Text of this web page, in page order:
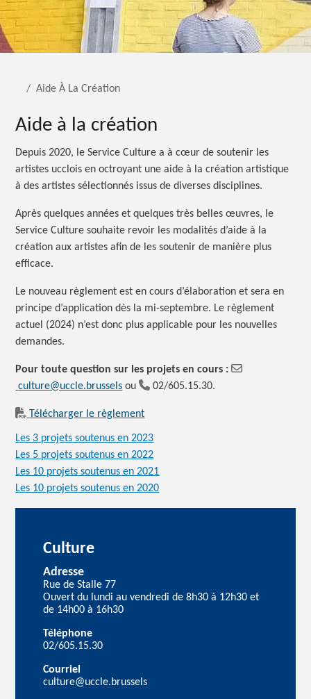
Aide À La Création
Aide à la création
Depuis 2020, le Service Culture a à cœur de soutenir les
artistes ucclois en octroyant une aide à la création artistique
à des artistes sélectionnés issus de diverses disciplines.
Après quelques années et quelques très belles œuvres, le
Service Culture souhaite revoir les modalités d’aide à la
création aux artistes afin de les soutenir de manière plus
efficace.
Le nouveau règlement est en cours d’élaboration et sera en
principe d’application dès la mi-septembre. Le règlement
actuel (2024) n’est donc plus applicable pour les nouvelles
demandes.
Pour toute question sur les projets en cours :
culture@uccle.brussels ou 02/605.15.30.
Télécharger le règlement
Les 3 projets soutenus en 2023
Les 5 projets soutenus en 2022
Les 10 projets soutenus en 2021
Les 10 projets soutenus en 2020
Culture
Adresse
Rue de Stalle 77
Ouvert du lundi au vendredi de 8h30 à 12h30 et
de 14h00 à 16h30
Téléphone
02/605.15.30
Courriel
culture@uccle.brussels